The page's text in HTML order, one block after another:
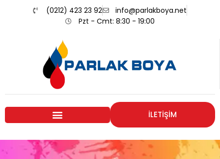
(0212) 423 23 92
info@parlakboya.net
Pzt - Cmt: 8:30 - 19:00
İLETİŞİM